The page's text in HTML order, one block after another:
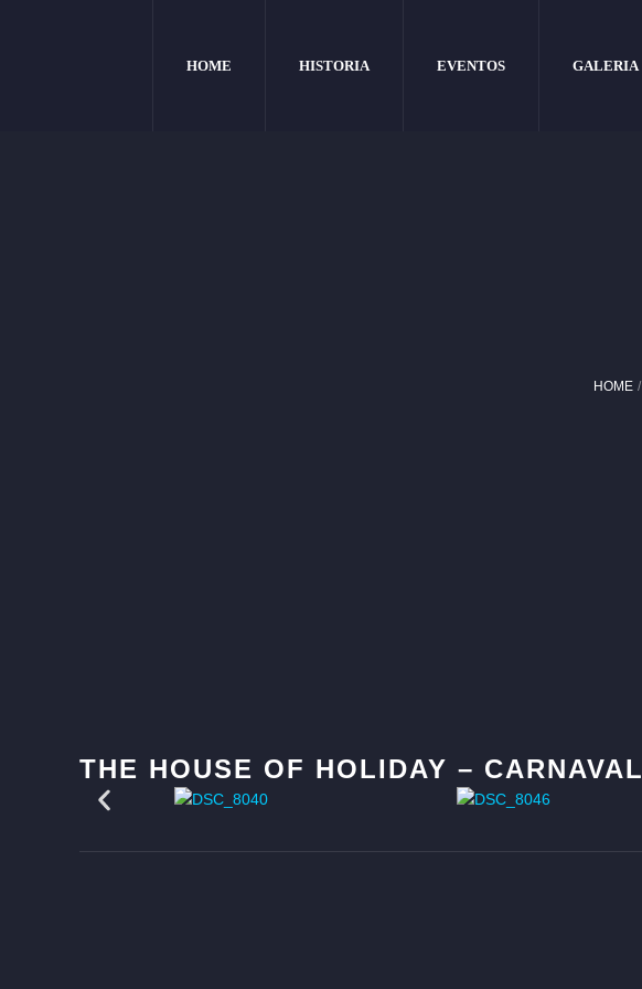
HOME HISTORIA EVENTOS GALERIA
HOME /
THE HOUSE OF HOLIDAY – CARNAVAL